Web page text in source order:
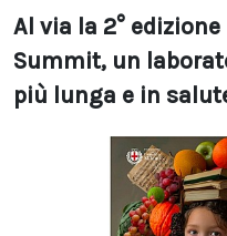
Al via la 2°
Summit, un
più lunga e in